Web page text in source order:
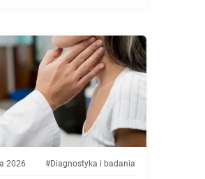
2026 #Diagnostyka i badania